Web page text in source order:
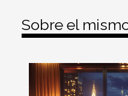
Sobre el